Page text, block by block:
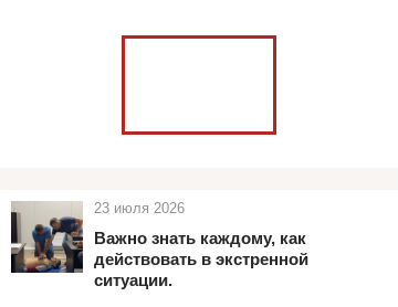
23 июля 2026
Важно знать каждому, как
действовать в экстренной
ситуации.